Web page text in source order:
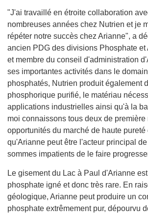
"J'ai travaillé en étroite collaboration
nombreuses années chez Nutrien et je
répéter notre succès chez Arianne", a
ancien PDG des divisions Phosphate et
et membre du conseil d'administration
ses importantes activités dans le
phosphatés, Nutrien produit également
phosphorique purifié, le matériau
applications industrielles ainsi qu'à la
moi connaissons tous deux de première
opportunités du marché de haute pureté
qu'Arianne peut être l'acteur principal
sommes impatients de le faire
Le gisement du Lac à Paul d'Arianne
phosphate igné et donc très rare. En
géologique, Arianne peut produire un
phosphate extrêmement pur, dépourvu